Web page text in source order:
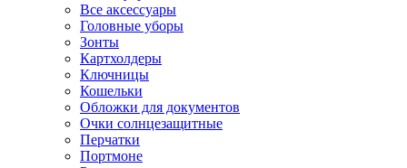
Все аксессуары
Головные уборы
Зонты
Картхолдеры
Ключницы
Кошельки
Обложки для документов
Очки солнцезащитные
Перчатки
Портмоне